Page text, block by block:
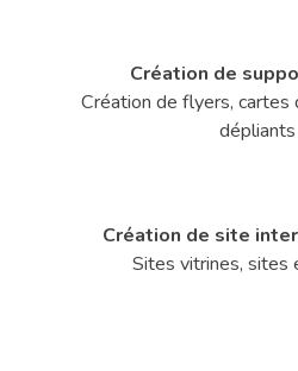
Création de
Création de flyers, cartes
Création de site
Sites vitrines, sites